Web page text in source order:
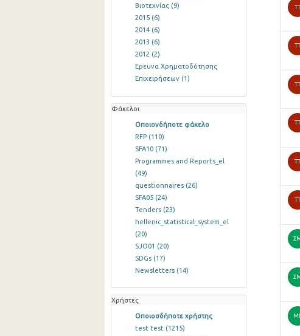
Βιοτεχνίας (9)
2015 (6)
2014 (6)
2013 (6)
2012 (2)
Ερευνα Χρηματοδότησης
Επιχειρήσεων (1)
Φάκελοι
Οποιονδήποτε φάκελο
RFP (110)
SFA10 (71)
Programmes and Reports_el
(49)
questionnaires (26)
SFA05 (24)
Tenders (23)
hellenic_statistical_system_el
(20)
SJO01 (20)
SDGs (17)
Newsletters (14)
Χρήστες
Οποιοσδήποτε χρήστης
test test (1215)
TT
TT
TT
TT
TT
TT